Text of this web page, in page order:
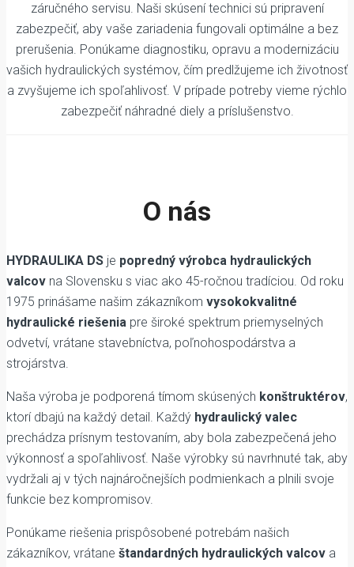
záručného servisu. Naši skúsení technici sú pripravení
zabezpečiť, aby vaše zariadenia fungovali optimálne a bez
prerušenia. Ponúkame diagnostiku, opravu a modernizáciu
vašich hydraulických systémov, čím predlžujeme ich životnosť
a zvyšujeme ich spoľahlivosť. V prípade potreby vieme rýchlo
zabezpečiť náhradné diely a príslušenstvo.
O nás
HYDRAULIKA DS je popredný výrobca hydraulických
valcov na Slovensku s viac ako 45-ročnou tradíciou. Od roku
1975 prinášame našim zákazníkom vysokokvalitné
hydraulické riešenia pre široké spektrum priemyselných
odvetví, vrátane stavebníctva, poľnohospodárstva a
strojárstva.
Naša výroba je podporená tímom skúsených konštruktérov,
ktorí dbajú na každý detail. Každý hydraulický valec
prechádza prísnym testovaním, aby bola zabezpečená jeho
výkonnosť a spoľahlivosť. Naše výrobky sú navrhnuté tak, aby
vydržali aj v tých najnáročnejších podmienkach a plnili svoje
funkcie bez kompromisov.
Ponúkame riešenia prispôsobené potrebám našich
zákazníkov, vrátane štandardných hydraulických valcov a